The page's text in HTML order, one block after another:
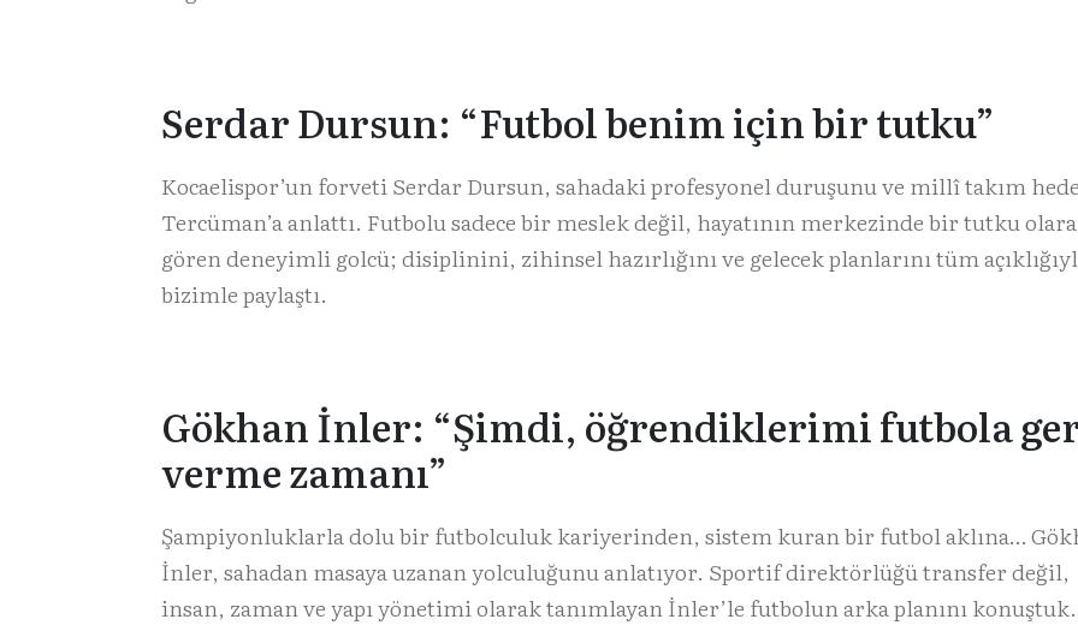
Serdar Dursun: “Futbol benim için bir tutku”
Kocaelispor’un forveti Serdar Dursun, sahadaki profesyonel duruşunu ve millî takım
Tercüman’a anlattı. Futbolu sadece bir meslek değil, hayatının merkezinde bir tutku
gören deneyimli golcü; disiplinini, zihinsel hazırlığını ve gelecek planlarını tüm
bizimle paylaştı.
Gökhan İnler: “Şimdi, öğrendiklerimi futbola
verme zamanı”
Şampiyonluklarla dolu bir futbolculuk kariyerinden, sistem kuran bir futbol aklına…
İnler, sahadan masaya uzanan yolculuğunu anlatıyor. Sportif direktörlüğü transfer değil,
insan, zaman ve yapı yönetimi olarak tanımlayan İnler’le futbolun arka planını konuştuk.